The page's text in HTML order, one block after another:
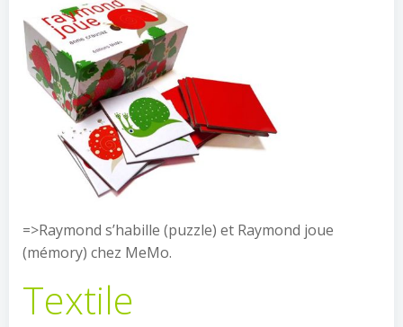
=>Raymond s’habille (puzzle) et Raymond joue
(mémory) chez MeMo.
Textile